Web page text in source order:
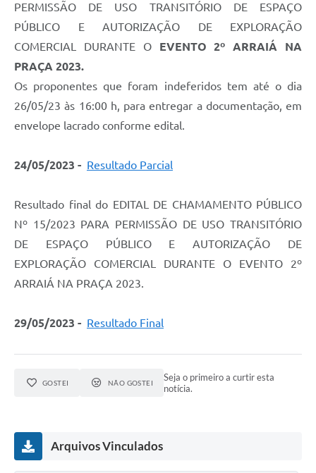
PERMISSÃO DE USO TRANSITÓRIO DE ESPAÇO
PÚBLICO E AUTORIZAÇÃO DE EXPLORAÇÃO
COMERCIAL DURANTE O EVENTO 2º ARRAIÁ NA
PRAÇA 2023.
Os proponentes que foram indeferidos tem até o dia
26/05/23 às 16:00 h, para entregar a documentação, em
envelope lacrado conforme edital.
24/05/2023 - Resultado Parcial
Resultado final do EDITAL DE CHAMAMENTO PÚBLICO
Nº 15/2023 PARA PERMISSÃO DE USO TRANSITÓRIO
DE ESPAÇO PÚBLICO E AUTORIZAÇÃO DE
EXPLORAÇÃO COMERCIAL DURANTE O EVENTO 2º
ARRAIÁ NA PRAÇA 2023.
29/05/2023 - Resultado Final
GOSTEI NÃO GOSTEI
Seja o primeiro a curtir esta
notícia.
Arquivos Vinculados